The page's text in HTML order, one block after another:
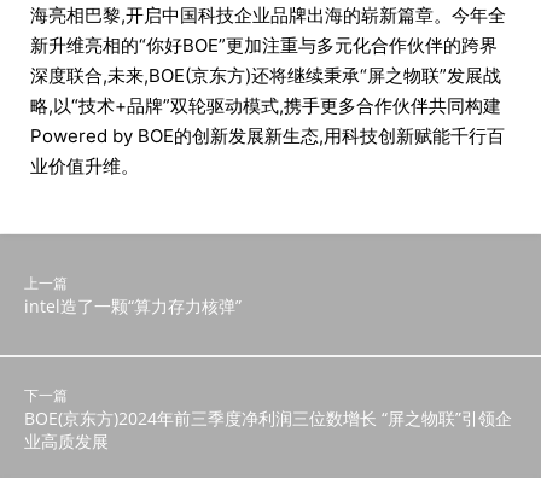
海亮相巴黎,开启中国科技企业品牌出海的崭新篇章。今年全
新升维亮相的“你好BOE”更加注重与多元化合作伙伴的跨界
深度联合,未来,BOE(京东方)还将继续秉承“屏之物联”发展战
略,以“技术+品牌”双轮驱动模式,携手更多合作伙伴共同构建
Powered by BOE的创新发展新生态,用科技创新赋能千行百
业价值升维。
上一篇
intel造了一颗“算力存力核弹”
下一篇
BOE(京东方)2024年前三季度净利润三位数增长 “屏之物联”引领企
业高质发展